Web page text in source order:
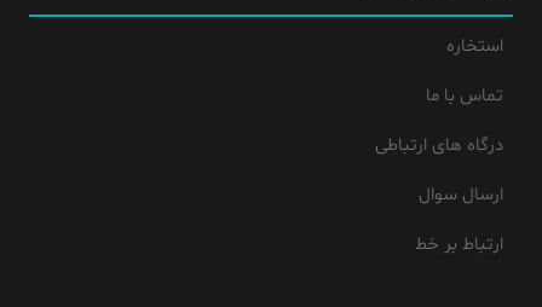
استخاره
تماس با ما
درگاه های ارتباطی
ارسال سوال
ارتباط بر خط